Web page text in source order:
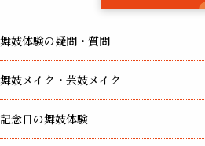
舞妓体験の疑問・質問
舞妓メイク・芸妓メイク
記念日の舞妓体験